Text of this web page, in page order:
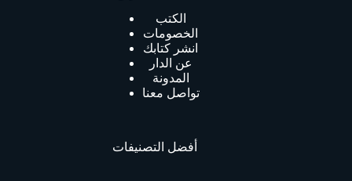
الكتب
الخصومات
انشر كتابك
عن الدار
المدونة
تواصل معنا
أفضل التصنيفات